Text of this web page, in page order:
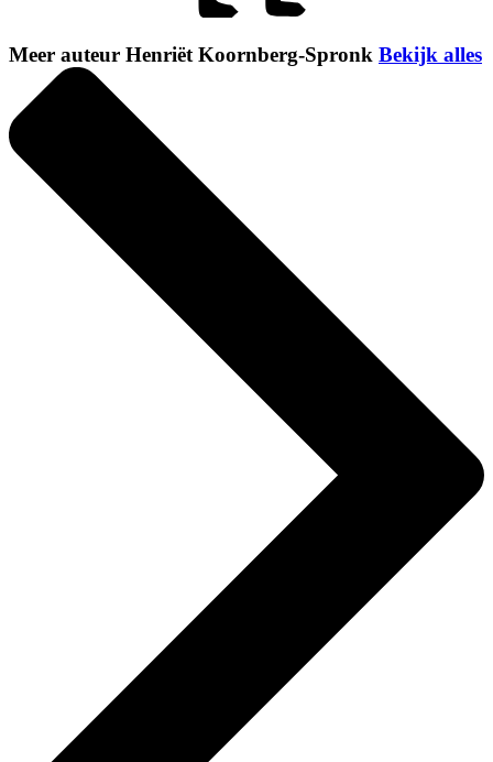
Meer auteur Henriët Koornberg-Spronk Bekijk alles